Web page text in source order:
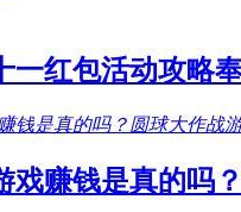
一红包活动攻略
戏赚钱是真的吗